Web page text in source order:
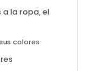
la ropa, el
colores